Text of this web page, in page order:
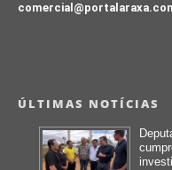
ÚLTIMAS NOTÍCIAS